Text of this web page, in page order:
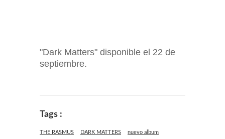
"Dark Matters" disponible el 22 de
septiembre.
Tags :
THE RASMUS DARK MATTERS
nuevo album